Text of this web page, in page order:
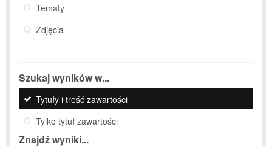
Tematy
Zdjęcia
Szukaj wyników w...
Tytuły i treść zawartości
Tylko tytuł zawartości
Znajdź wyniki...